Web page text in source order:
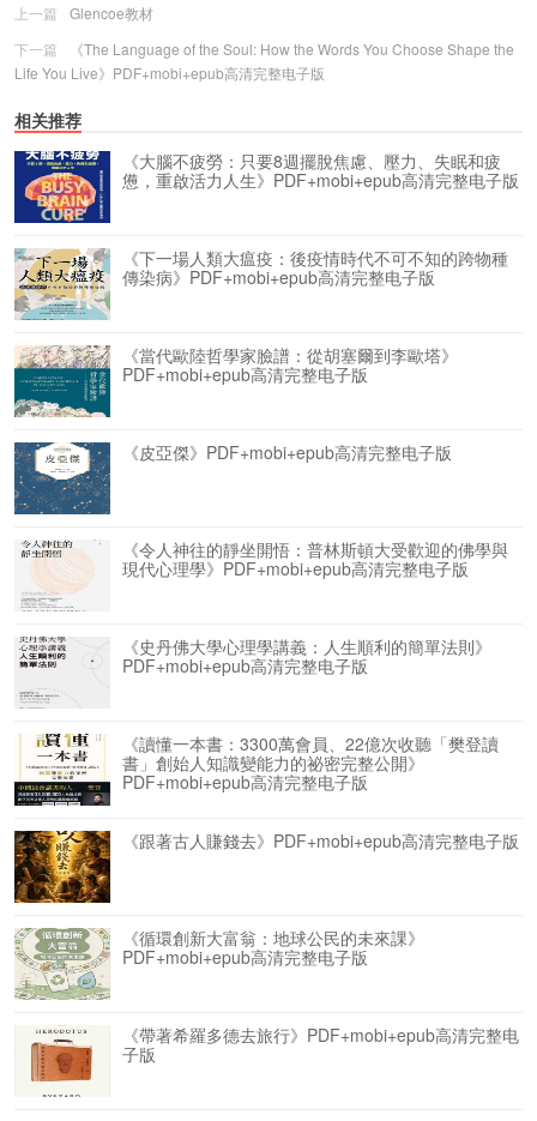
上一篇
Glencoe教材
下一篇
《The Language of the Soul: How the Words You Choose Shape the
Life You Live》PDF+mobi+epub高清完整电子版
相关推荐
《大腦不疲勞：只要8週擺脫焦慮、壓力、失眠和疲
憊，重啟活力人生》PDF+mobi+epub高清完整电子版
《下一場人類大瘟疫：後疫情時代不可不知的跨物種
傳染病》PDF+mobi+epub高清完整电子版
《當代歐陸哲學家臉譜：從胡塞爾到李歐塔》
PDF+mobi+epub高清完整电子版
《皮亞傑》PDF+mobi+epub高清完整电子版
《令人神往的靜坐開悟：普林斯頓大受歡迎的佛學與
現代心理學》PDF+mobi+epub高清完整电子版
《史丹佛大學心理學講義：人生順利的簡單法則》
PDF+mobi+epub高清完整电子版
《讀懂一本書：3300萬會員、22億次收聽「樊登讀
書」創始人知識變能力的祕密完整公開》
PDF+mobi+epub高清完整电子版
《跟著古人賺錢去》PDF+mobi+epub高清完整电子版
《循環創新大富翁：地球公民的未來課》
PDF+mobi+epub高清完整电子版
《帶著希羅多德去旅行》PDF+mobi+epub高清完整电
子版